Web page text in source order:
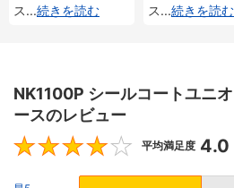
ス...続きを読む
ス...続きを読む
NK1100P シールコートユニ
ースのレビュー
平均満足度 4.0